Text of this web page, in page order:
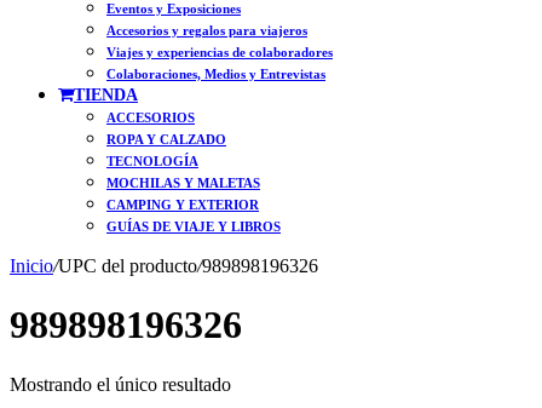
Eventos y Exposiciones
Accesorios y regalos para viajeros
Viajes y experiencias de colaboradores
Colaboraciones, Medios y Entrevistas
TIENDA
ACCESORIOS
ROPA Y CALZADO
TECNOLOGÍA
MOCHILAS Y MALETAS
CAMPING Y EXTERIOR
GUÍAS DE VIAJE Y LIBROS
Inicio/UPC del producto/989898196326
989898196326
Mostrando el único resultado